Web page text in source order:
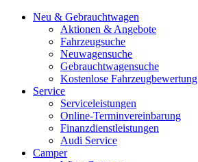
Neu & Gebrauchtwagen
Aktionen & Angebote
Fahrzeugsuche
Neuwagensuche
Gebrauchtwagensuche
Kostenlose Fahrzeugbewertung
Service
Serviceleistungen
Online-Terminvereinbarung
Finanzdienstleistungen
Audi Service
Camper